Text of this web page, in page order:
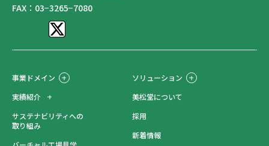
FAX：03−3265−7080
事業ドメイン
実績紹介
サステナビリティへの
取り組み
ソリューション
美松堂について
採用
新着情報